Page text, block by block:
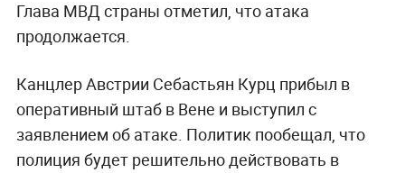
Глава МВД страны отметил, что атака
продолжается.
Канцлер Австрии Себастьян Курц прибыл в
оперативный штаб в Вене и выступил с
заявлением об атаке. Политик пообещал, что
полиция будет решительно действовать в